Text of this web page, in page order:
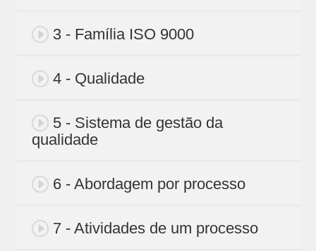
3 - Família ISO 9000
4 - Qualidade
5 - Sistema de gestão da
qualidade
6 - Abordagem por processo
7 - Atividades de um processo